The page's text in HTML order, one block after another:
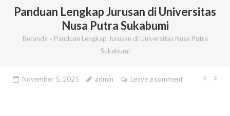
Panduan Lengkap Jurusan di Universitas
Nusa Putra Sukabumi
Beranda » Panduan Lengkap Jurusan di Universitas Nusa Putra
Sukabumi
November 5, 2025 admin Leave a comment